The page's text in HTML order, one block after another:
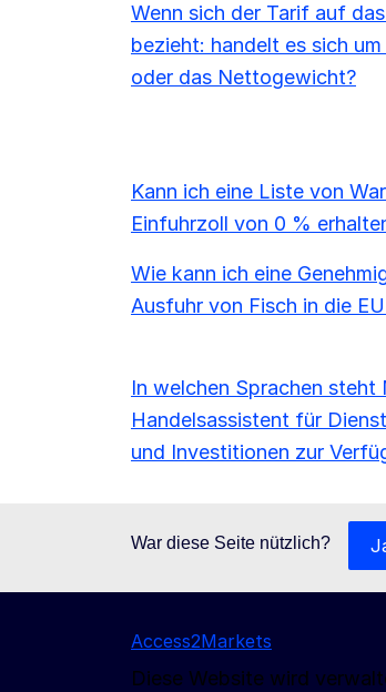
Wenn sich der Tarif auf
bezieht: handelt es sich
oder das Nettogewicht?
Kann ich eine Liste von
Einfuhrzoll von 0 %
Wie kann ich eine
Ausfuhr von Fisch in die
In welchen Sprachen steht
Handelsassistent für
und Investitionen zur
War diese Seite nützlich?
Access2Markets
Diese Website wird